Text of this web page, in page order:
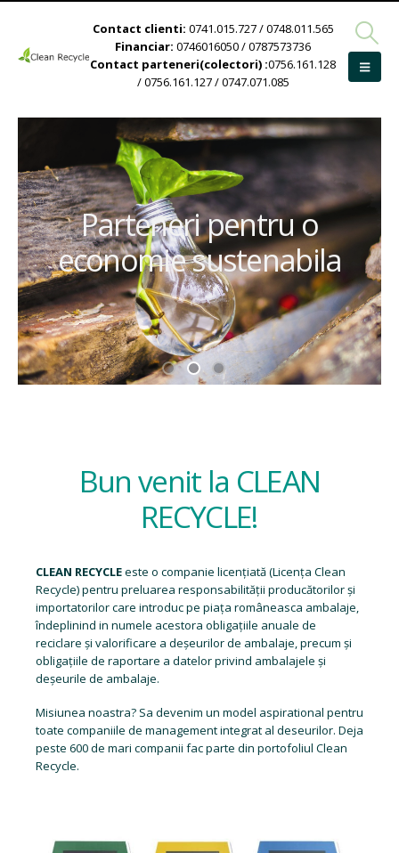
Contact clienti: 0741.015.727 / 0748.011.565
Financiar: 0746016050 / 0787573736
Contact parteneri(colectori) :0756.161.128
/ 0756.161.127 / 0747.071.085
Bun venit la CLEAN
RECYCLE!
CLEAN RECYCLEeste o companie licențiată (Licența Clean
Recycle) pentru preluarea responsabilității producătorilor și
importatorilor care introduc pe piața româneasca ambalaje,
îndeplinind in numele acestora obligațiile anuale de
reciclare și valorificare a deșeurilor de ambalaje, precum și
obligațiile de raportare a datelor privind ambalajele și
deșeurile de ambalaje.
Misiunea noastra? Sa devenim un model aspirational pentru
toate companiile de management integrat al deseurilor. Deja
peste 600 de mari companii fac parte din portofoliul Clean
Recycle.